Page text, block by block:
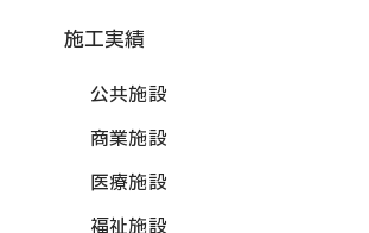
施工実績
公共施設
商業施設
医療施設
福祉施設